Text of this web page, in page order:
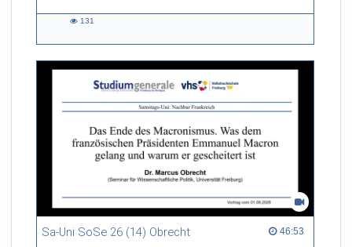
131
Sa-Uni SoSe 26 (14) Obrecht 46:53
46:53 duration